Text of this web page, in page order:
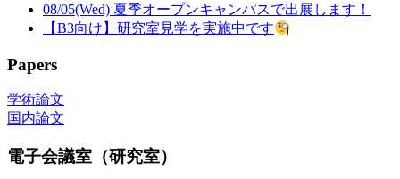
08/05(Wed) 夏季オープンキャンパスで出展します！
【B3向け】研究室見学を実施中です
Papers
学術論文
国内論文
電子会議室（研究室）